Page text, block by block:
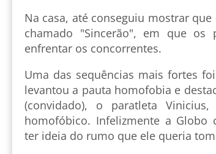
Na casa, até conseguiu mostrar
chamado "Sincerão", em que
enfrentar os concorrentes.
Uma das sequências mais fortes
levantou a pauta homofobia e
(convidado), o paratleta
homofóbico. Infelizmente a
ter ideia do rumo que ele queria